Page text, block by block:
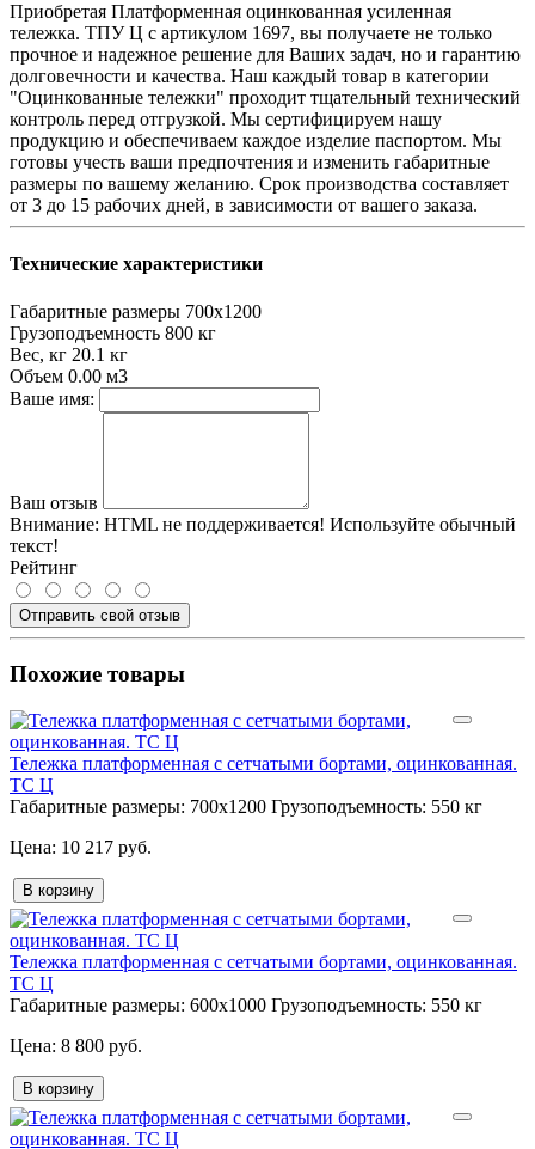
Приобретая Платформенная оцинкованная усиленная
тележка. ТПУ Ц c артикулом 1697, вы получаете не только
прочное и надежное решение для Ваших задач, но и гарантию
долговечности и качества. Наш каждый товар в категории
"Оцинкованные тележки" проходит тщательный технический
контроль перед отгрузкой. Мы сертифицируем нашу
продукцию и обеспечиваем каждое изделие паспортом. Мы
готовы учесть ваши предпочтения и изменить габаритные
размеры по вашему желанию. Срок производства составляет
от 3 до 15 рабочих дней, в зависимости от вашего заказа.
Технические характеристики
Габаритные размеры 700х1200
Грузоподъемность 800 кг
Вес, кг 20.1 кг
Объем 0.00 м3
Ваше имя:
Ваш отзыв
Внимание: HTML не поддерживается! Используйте обычный
текст!
Рейтинг
Отправить свой отзыв
Похожие товары
Тележка платформенная с сетчатыми бортами, оцинкованная.
ТС Ц
Габаритные размеры: 700х1200 Грузоподъемность: 550 кг
10 217 руб.
В корзину
Тележка платформенная с сетчатыми бортами, оцинкованная.
ТС Ц
Габаритные размеры: 600х1000 Грузоподъемность: 550 кг
8 800 руб.
В корзину